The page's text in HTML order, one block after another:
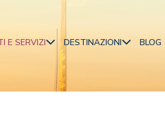
E SERVIZI
e Servizi
DESTINAZIONI
Tutte le destinazioni
BLOG